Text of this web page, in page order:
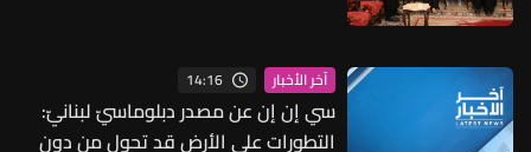
آخر الأخبار 14:16
سي إن إن عن مصدر دبلوماسيّ لبنانيّ:
التطورات على الأرض قد تحول من دون